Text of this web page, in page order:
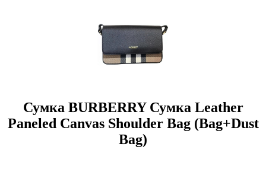
Сумка BURBERRY Сумка Leather
Paneled Canvas Shoulder Bag (Bag+Dust
Bag)